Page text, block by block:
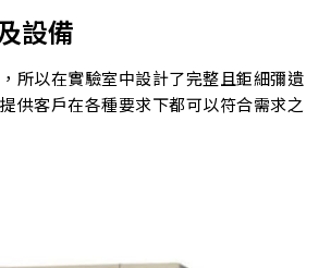
設備
所以在實驗室中設計了完整且鉅細彌遺
供客戶在各種要求下都可以符合需求之